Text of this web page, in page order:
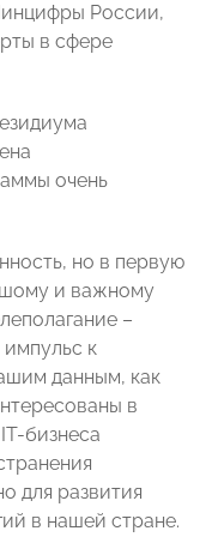
России,
в сфере
очень
но в первую
и важному
–
к
данным, как
в
бизнеса
для развития
в нашей стране.